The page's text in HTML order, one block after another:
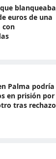
blanqueaba
euros de una
con
Palma podría
en prisión por
tras rechazo